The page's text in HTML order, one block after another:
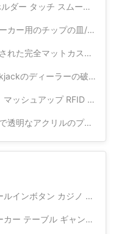
ィ マット 14g チップセット キャリア
八角形40mmのポーカー用のチップの棚
た100個45Mmラウンドカジノチップトレイ
ラーの破片の皿50mmの直径
ジノ チップケース ギャンブル チップホルダー
けるチップ・キャリアのあたりの100pcs 5列
品質プラーク ディーラー ボタン
た 銀行家 プレイヤー 勝利 マーク ディーラー ボタン